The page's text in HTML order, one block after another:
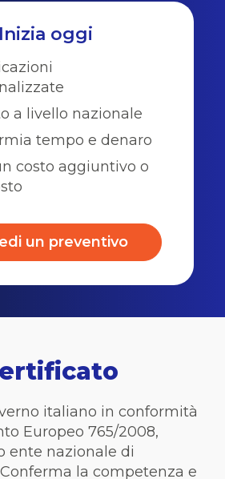
Inizia oggi
a livello nazionale
tempo e denaro
costo aggiuntivo o
un preventivo
italiano in conformità
Europeo 765/2008,
ente nazionale di
la competenza e